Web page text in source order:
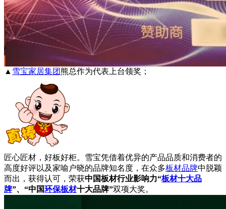
▲ 雪宝家居集团熊总作为代表上台领奖；
匠心匠材，好板好柜。雪宝凭借着优异的产品品质和消费者的
高度好评以及家喻户晓的品牌知名度，在众多板材品牌中脱颖
而出，获得认可，荣获中国板材行业影响力“板材十大品
牌”、“中国环保板材十大品牌”双项大奖。